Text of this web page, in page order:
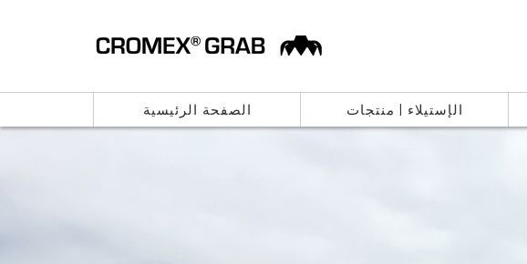
الصفحة الرئيسية الإستيلاء | منتجات